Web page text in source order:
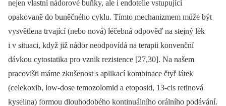
nejen vlastní nádorové buňky, ale i endotelie vstupující
opakovaně do buněčného cyklu. Tímto mechanizmem může být
vysvětlena trvající (nebo nová) léčebná odpověď na stejný lék
i v situaci, když již nádor neodpovídá na terapii konvenční
dávkou cytostatika pro vznik rezistence [27,30]. Na našem
pracovišti máme zkušenost s aplikací kombinace čtyř látek
(celekoxib, low-dose temozolomid a etoposid, 13-cis retinová
kyselina) formou dlouhodobého kontinuálního orálního podávání.